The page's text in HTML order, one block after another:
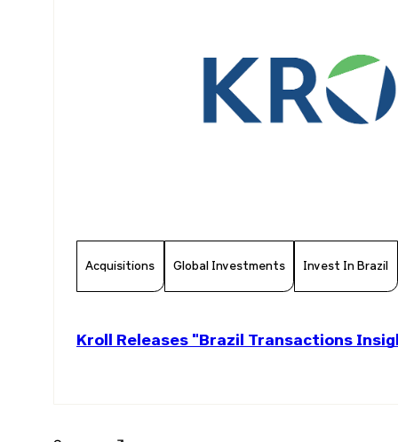
Acquisitions Global Investments Invest In Brazil
Kroll Releases "Brazil Transactions